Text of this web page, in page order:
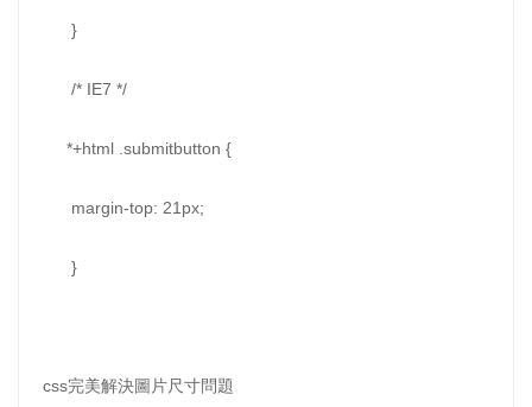
}
/* IE7 */
*+html .submitbutton {
margin-top: 21px;
}
css完美解決圖片尺寸問題